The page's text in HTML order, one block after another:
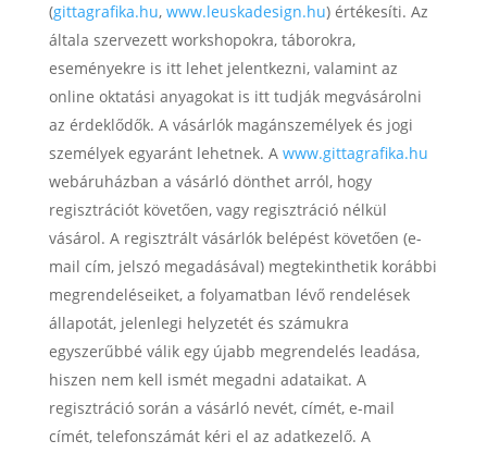
(gittagrafika.hu, www.leuskadesign.hu) értékesíti. Az
általa szervezett workshopokra, táborokra,
eseményekre is itt lehet jelentkezni, valamint az
online oktatási anyagokat is itt tudják megvásárolni
az érdeklődők. A vásárlók magánszemélyek és jogi
személyek egyaránt lehetnek. A www.gittagrafika.hu
webáruházban a vásárló dönthet arról, hogy
regisztrációt követően, vagy regisztráció nélkül
vásárol. A regisztrált vásárlók belépést követően (e-
mail cím, jelszó megadásával) megtekinthetik korábbi
megrendeléseiket, a folyamatban lévő rendelések
állapotát, jelenlegi helyzetét és számukra
egyszerűbbé válik egy újabb megrendelés leadása,
hiszen nem kell ismét megadni adataikat. A
regisztráció során a vásárló nevét, címét, e-mail
címét, telefonszámát kéri el az adatkezelő. A